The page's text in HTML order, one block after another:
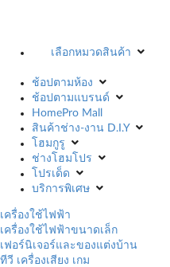
เลือกหมวดสินค้า
ช้อปตามห้อง
ช้อปตามแบรนด์
HomePro Mall
สินค้าช่าง-งาน D.I.Y
โฮมกูรู
ช่างโฮมโปร
โปรเด็ด
บริการพิเศษ
เครื่องใช้ไฟฟ้า
เครื่องใช้ไฟฟ้าขนาดเล็ก
เฟอร์นิเจอร์และของแต่งบ้าน
ทีวี เครื่องเสียง เกม